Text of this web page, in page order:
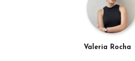
Valeria Rocha